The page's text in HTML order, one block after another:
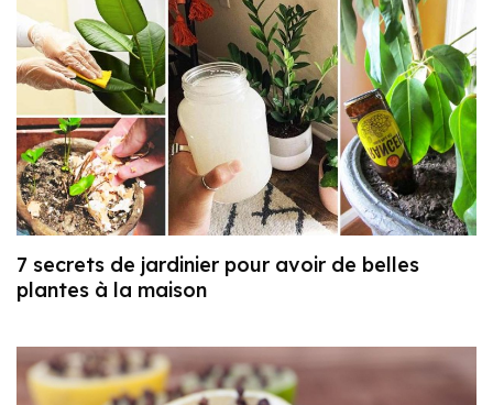
7 secrets de jardinier pour avoir de belles
plantes à la maison